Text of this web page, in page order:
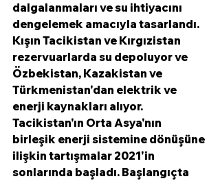
dalgalanmaları ve su ihtiyacını
dengelemek amacıyla tasarlandı.
Kışın Tacikistan ve Kırgızistan
rezervuarlarda su depoluyor ve
Özbekistan, Kazakistan ve
Türkmenistan'dan elektrik ve
enerji kaynakları alıyor.
Tacikistan'ın Orta Asya'nın
birleşik enerji sistemine dönüşüne
ilişkin tartışmalar 2021'in
sonlarında başladı. Başlangıçta